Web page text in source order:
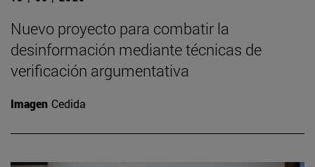
Nuevo proyecto para combatir la
desinformación mediante técnicas de
verificación argumentativa
Imagen Cedida